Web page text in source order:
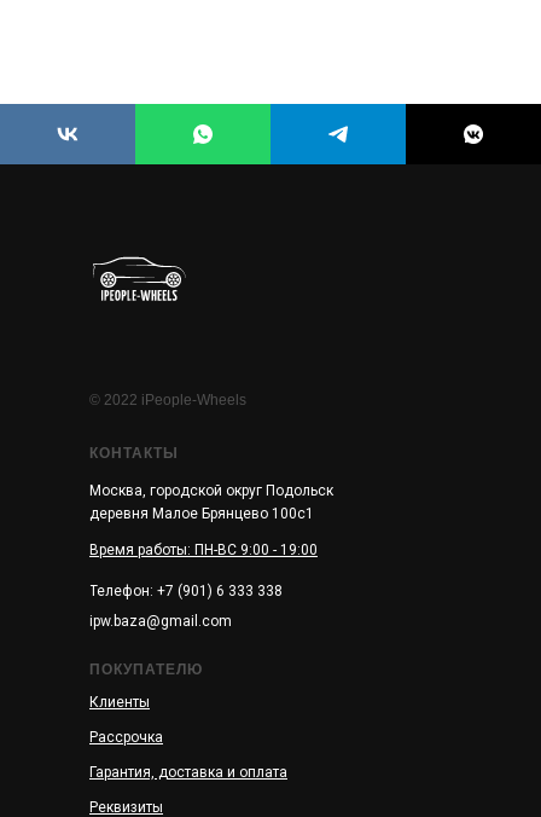
КОНТАКТЫ
Москва, городской округ Подольск
деревня Малое Брянцево 100с1
ipw.baza@gmail.com
Гарантия, доставка и оплата
Рассрочка
Клиенты
Реквизиты
ПОКУПАТЕЛЮ
© 2022 iPeople-Wheels
Телефон: +7 (901) 6 333 338
Время работы: ПН-ВС 9:00 - 19:00